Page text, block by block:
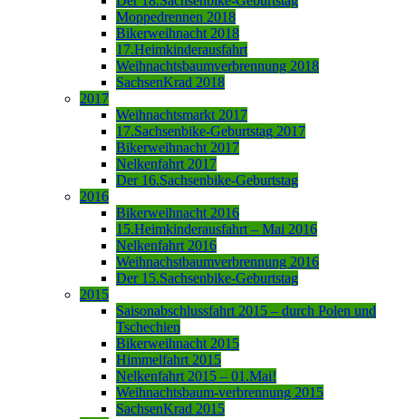
Moppedrennen 2018
Bikerweihnacht 2018
17.Heimkinderausfahrt
Weihnachtsbaumverbrennung 2018
SachsenKrad 2018
2017
Weihnachtsmarkt 2017
17.Sachsenbike-Geburtstag 2017
Bikerweihnacht 2017
Nelkenfahrt 2017
Der 16.Sachsenbike-Geburtstag
2016
Bikerweihnacht 2016
15.Heimkinderausfahrt – Mai 2016
Nelkenfahrt 2016
Weihnachstbaumverbrennung 2016
Der 15.Sachsenbike-Geburtstag
2015
Saisonabschlussfahrt 2015 – durch Polen und
Tschechien
Bikerweihnacht 2015
Himmelfahrt 2015
Nelkenfahrt 2015 – 01.Mai!
Weihnachtsbaum-verbrennung 2015
SachsenKrad 2015